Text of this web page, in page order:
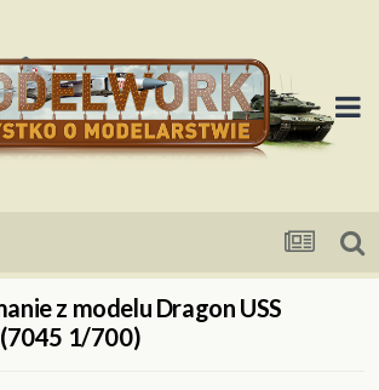
z modelu Dragon USS
(7045 1/700)